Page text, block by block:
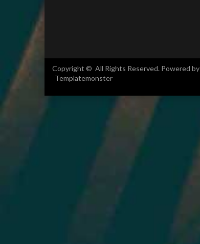
Copyright © All Rights Reserved. Powered by
Templatemonster